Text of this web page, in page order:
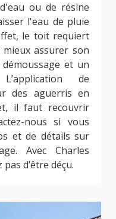
ou de résine
l'eau de pluie
le toit requiert
assurer son
et un
de
des aguerris en
il faut recouvrir
nous si vous
et de détails sur
Avec Charles
d’être déçu.